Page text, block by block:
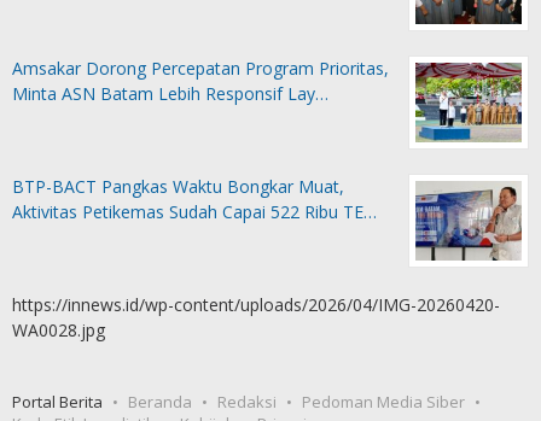
Amsakar Dorong Percepatan Program Prioritas,
Minta ASN Batam Lebih Responsif Lay…
BTP-BACT Pangkas Waktu Bongkar Muat,
Aktivitas Petikemas Sudah Capai 522 Ribu TE…
https://innews.id/wp-content/uploads/2026/04/IMG-20260420-
WA0028.jpg
Portal Berita Beranda Redaksi
Pedoman Media Siber